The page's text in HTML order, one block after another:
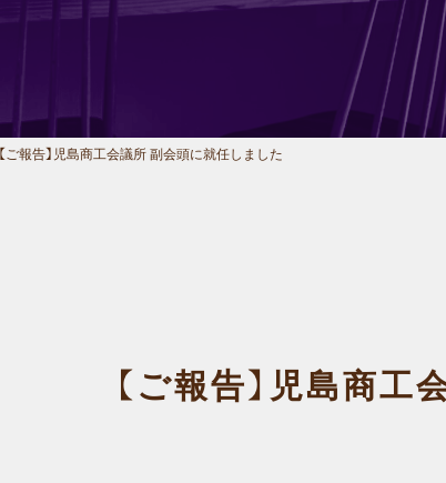
【ご報告】児島商工会議所 副会頭に就任しました
【ご報告】児島商